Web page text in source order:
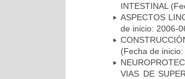
INTESTINAL
ASPECTOS
de inicio: 2006-
(Fecha de
VIAS DE